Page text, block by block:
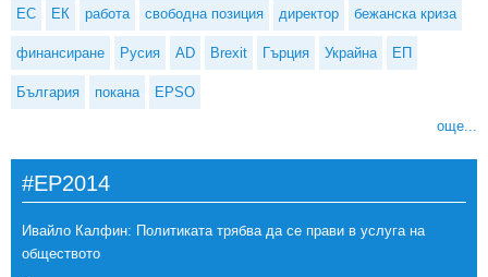
ЕС ЕК работа свободна позиция директор бежанска криза
финансиране Русия AD Brexit Гърция Украйна ЕП
България покана EPSO
още...
#EP2014
Ивайло Калфин: Политиката трябва да се прави в услуга на
обществото